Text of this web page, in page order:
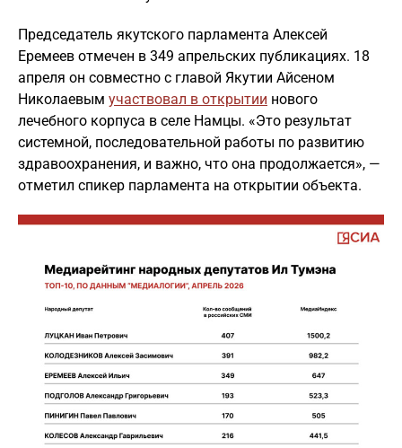
Председатель якутского парламента Алексей
Еремеев отмечен в 349 апрельских публикациях. 18
апреля он совместно с главой Якутии Айсеном
Николаевым участвовал в открытии нового
лечебного корпуса в селе Намцы. «Это результат
системной, последовательной работы по развитию
здравоохранения, и важно, что она продолжается», —
отметил спикер парламента на открытии объекта.